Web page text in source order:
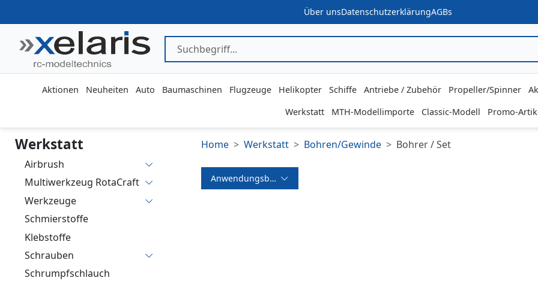
Über unsDatenschutzerklärungAGBs
Aktionen Neuheiten Auto Baumaschinen Flugzeuge Helikopter Schiffe Antriebe / Zubehör Propeller/Spinner
Werkstatt
MTH-Modellimporte Classic-Modell Promo-
Werkstatt
Airbrush
Multiwerkzeug RotaCraft
Werkzeuge
Schmierstoffe
Klebstoffe
Schrauben
Schrumpfschlauch
Home Werkstatt Bohren/Gewinde Bohrer / Set
Anwendungsbereich